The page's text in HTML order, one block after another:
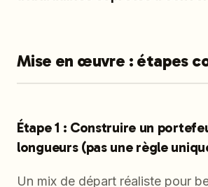
Mise en œuvre : étapes
Étape 1 : Construire un
longueurs (pas une règle
Un mix de départ réaliste pour